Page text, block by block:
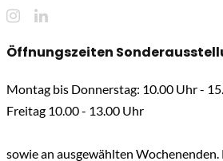
Öffnungszeiten
Montag bis Donnerstag: 10.00 Uhr -
Freitag 10.00 - 13.00 Uhr
sowie an ausgewählten Wochenenden.